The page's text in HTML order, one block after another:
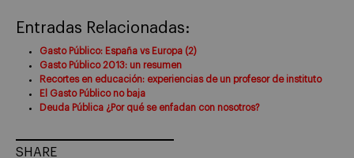
Entradas Relacionadas:
Gasto Público: España vs Europa (2)
Gasto Público 2013: un resumen
Recortes en educación: experiencias de un profesor de instituto
El Gasto Público no baja
Deuda Pública ¿Por qué se enfadan con nosotros?
SHARE